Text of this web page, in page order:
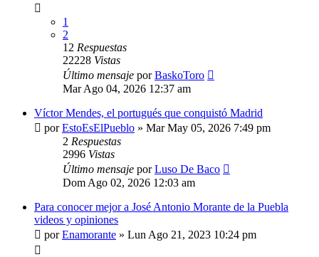
1
2
12 Respuestas
22228 Vistas
Último mensaje porBaskoToro
Mar Ago 04, 2026 12:37 am
Víctor Mendes, el portugués que conquistó Madrid
porEstoEsElPueblo » Mar May 05, 2026 7:49 pm
2 Respuestas
2996 Vistas
Último mensaje porLuso De Baco
Dom Ago 02, 2026 12:03 am
Para conocer mejor a José Antonio Morante de la Puebla
videos y opiniones
porEnamorante » Lun Ago 21, 2023 10:24 pm